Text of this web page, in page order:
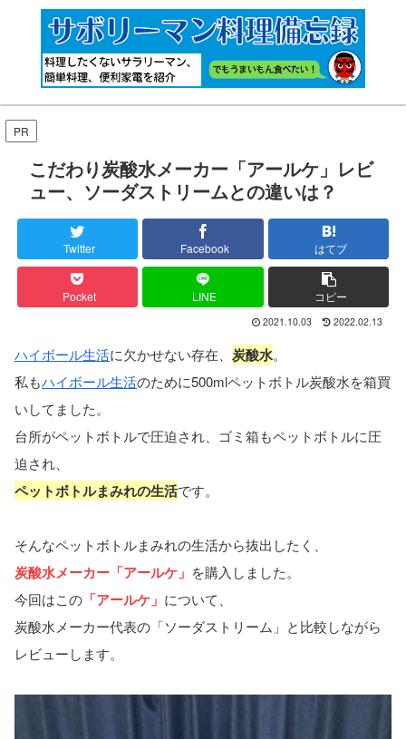
PR
こだわり炭酸水メーカー「アールケ」レビ
ュー、ソーダストリームとの違いは？
Twitter Facebook はてブ
Pocket LINE コピー
2021.10.03 2022.02.13
ハイボール生活に欠かせない存在、 炭酸水。
私もハイボール生活のために500mlペットボトル炭酸水を箱買
いしてました。
台所がペットボトルで圧迫され、ゴミ箱もペットボトルに圧
迫され、
ペットボトルまみれの生活です。
そんなペットボトルまみれの生活から抜出したく、
炭酸水メーカー「アールケ」 を購入しました。
今回はこの 「アールケ」 について、
炭酸水メーカー代表の「ソーダストリーム」と比較しながら
レビューします。